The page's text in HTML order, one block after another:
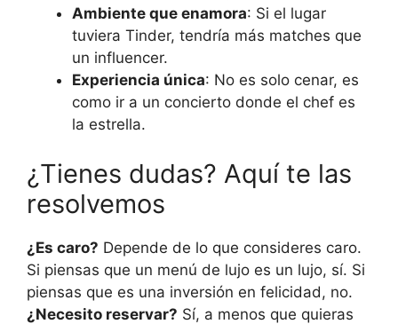
Ambiente que enamora: Si el lugar
tuviera Tinder, tendría más matches que
un influencer.
Experiencia única: No es solo cenar, es
como ir a un concierto donde el chef es
la estrella.
¿Tienes dudas? Aquí te las
resolvemos
¿Es caro? Depende de lo que consideres caro.
Si piensas que un menú de lujo es un lujo, sí. Si
piensas que es una inversión en felicidad, no.
¿Necesito reservar? Sí, a menos que quieras